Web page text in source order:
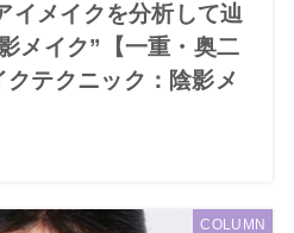
イメイクを分析して辿
メイク”【一重・奥二
テクニック：陰影メ
COLUMN